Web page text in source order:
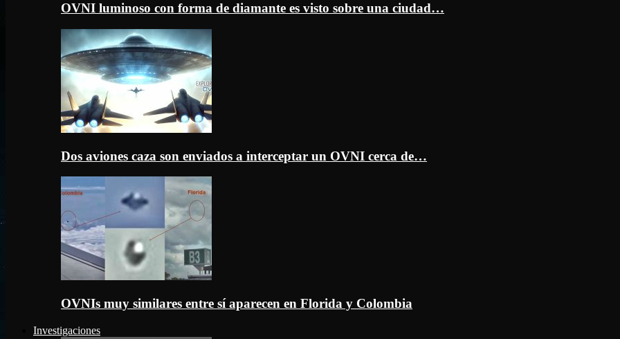
OVNI luminoso con forma de diamante es visto sobre una ciudad…
Dos aviones caza son enviados a interceptar un OVNI cerca de…
OVNIs muy similares entre sí aparecen en Florida y Colombia
Investigaciones